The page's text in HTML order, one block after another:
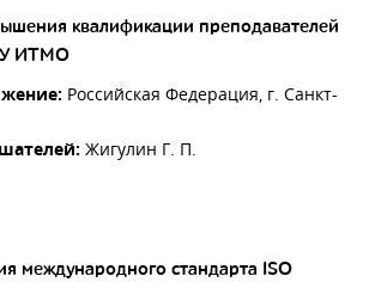
квалификации преподавателей
ИТМО
Российская Федерация, г. Санкт-
Жигулин Г. П.
международного стандарта ISO